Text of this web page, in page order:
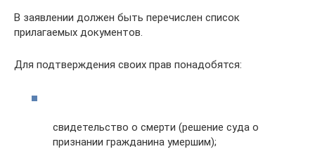
В заявлении должен быть перечислен список
прилагаемых документов.
Для подтверждения своих прав понадобятся:
свидетельство о смерти (решение суда о
признании гражданина умершим);